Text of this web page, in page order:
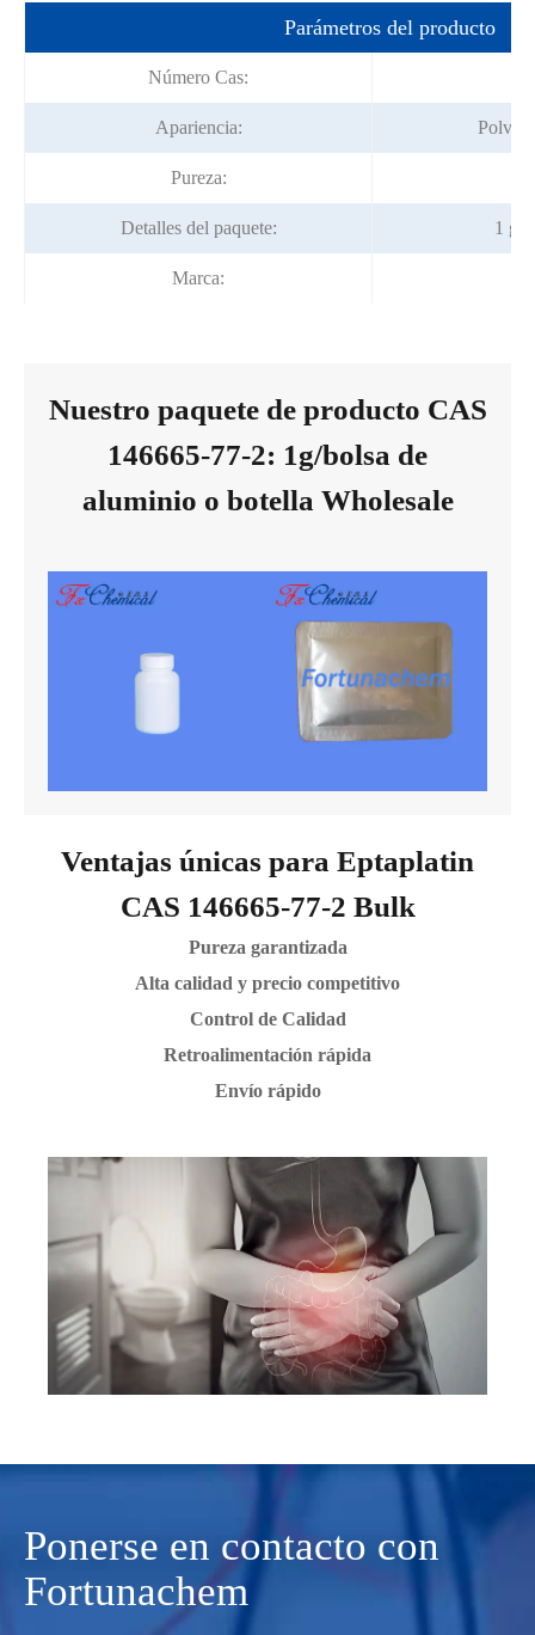
Parámetros del producto
Número Cas:
Apariencia: Polvo
Pureza:
Detalles del paquete: 1 g/
Marca:
Nuestro paquete de producto CAS
146665-77-2: 1g/bolsa de
aluminio o botella Wholesale
Ventajas únicas para Eptaplatin
CAS 146665-77-2 Bulk
Pureza garantizada
Alta calidad y precio competitivo
Control de Calidad
Retroalimentación rápida
Envío rápido
Ponerse en contacto con
Fortunachem